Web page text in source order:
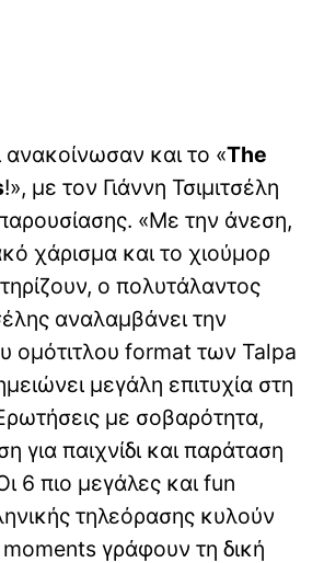
ανακοίνωσαν και το «The
!», με τον Γιάννη Τσιμιτσέλη
παρουσίασης. «Με την άνεση,
χάρισμα και το χιούμορ
ο πολυτάλαντος
αναλαμβάνει την
ομότιτλου format των Talpa
μεγάλη επιτυχία στη
με σοβαρότητα,
για παιχνίδι και παράταση
6 πιο μεγάλες και fun
τηλεόρασης κυλούν
γράφουν τη δική